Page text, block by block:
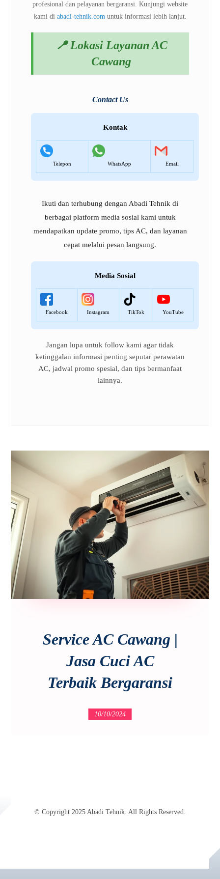
profesional dan pelayanan bergaransi. Kunjungi website
kami di abadi-tehnik.comuntuk informasi lebih lanjut.
📍 Lokasi Layanan AC
Cawang
Contact Us
Kontak
Telepon WhatsApp Email
Ikuti dan terhubung dengan Abadi Tehnik di
berbagai platform media sosial kami untuk
mendapatkan update promo, tips AC, dan layanan
cepat melalui pesan langsung.
Media Sosial
Facebook Instagram TikTok YouTube
Jangan lupa untuk follow kami agar tidak
ketinggalan informasi penting seputar perawatan
AC, jadwal promo spesial, dan tips bermanfaat
lainnya.
Service AC Cawang |
Jasa Cuci AC
Terbaik Bergaransi
10/10/2024
© Copyright 2025 Abadi Tehnik. All Rights Reserved.